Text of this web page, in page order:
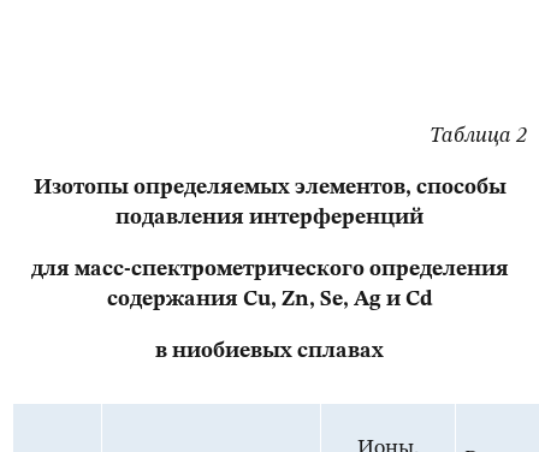
Таблица 2
Изотопы определяемых элементов, способы
подавления интерференций
для масс-спектрометрического определения
содержания Cu, Zn, Se, Ag и Cd
в ниобиевых сплавах